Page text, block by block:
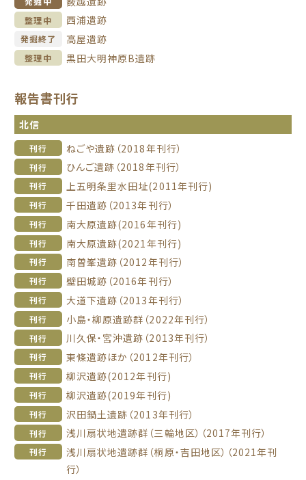
整理中 西浦遺跡
発掘終了 高屋遺跡
整理中 黒田大明神原B遺跡
報告書刊行
北信
刊行 ねごや遺跡（2018年刊行）
刊行 ひんご遺跡（2018年刊行）
刊行 上五明条里水田址(2011年刊行)
刊行 千田遺跡（2013年刊行）
刊行 南大原遺跡(2016年刊行)
刊行 南大原遺跡(2021年刊行)
刊行 南曽峯遺跡（2012年刊行）
刊行 壁田城跡（2016年刊行）
刊行 大道下遺跡（2013年刊行）
刊行 小島・柳原遺跡群（2022年刊行）
刊行 川久保・宮沖遺跡（2013年刊行）
刊行 東條遺跡ほか（2012年刊行）
刊行 柳沢遺跡(2012年刊行)
刊行 柳沢遺跡(2019年刊行)
刊行 沢田鍋土遺跡（2013年刊行）
刊行 浅川扇状地遺跡群（三輪地区）（2017年刊行）
刊行
浅川扇状地遺跡群（桐原・吉田地区）（2021年刊
行）